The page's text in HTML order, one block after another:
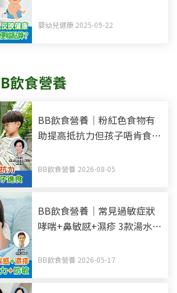
嬰幼兒健康 2025-09-22
飲食營養
BB飲食營養｜粉紅色食物有
助提高抵抗力但孩子唔肯食？
BB飲食營養 2026-08-05
BB飲食營養｜常見過敏症狀
哮喘+鼻敏感+濕疹 3款湯水提
BB飲食營養 2026-05-17